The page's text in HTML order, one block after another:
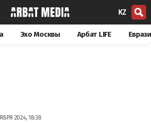
KZ
Эхо Москвы Арбат LIFE
2024, 18:38